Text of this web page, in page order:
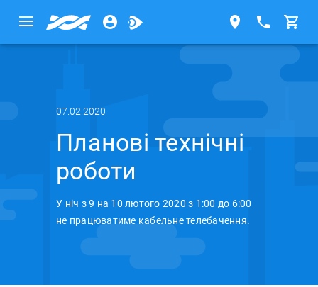
07.02.2020
Планові технічні
роботи
У ніч з 9 на 10 лютого 2020 з 1:00 до 6:00
не працюватиме кабельне телебачення.